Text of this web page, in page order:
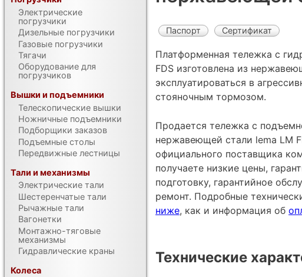
Паспорт Сертификат
Платформенная тележка с
FDS изготовлена из
эксплуатироваться в
стояночным тормозом.
Продается тележка с
нержавеющей стали lema LM
официального поставщика
получаете низкие цены,
подготовку, гарантийное
ремонт. Подробные
ниже, как и информация об
Технические
Электрические
погрузчики
Дизельные погрузчики
Газовые погрузчики
Тягачи
Оборудование для
погрузчиков
Вышки и подъемники
Телескопические вышки
Ножничные подъемники
Подборщики заказов
Подъемные столы
Передвижные лестницы
Тали и механизмы
Электрические тали
Шестеренчатые тали
Рычажные тали
Вагонетки
Монтажно-тяговые
механизмы
Гидравлические краны
Колеса